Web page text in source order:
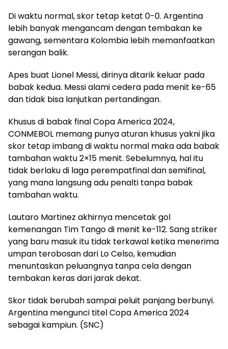
Di waktu normal, skor tetap ketat 0-0. Argentina
lebih banyak mengancam dengan tembakan ke
gawang, sementara Kolombia lebih memanfaatkan
serangan balik.
Apes buat Lionel Messi, dirinya ditarik keluar pada
babak kedua. Messi alami cedera pada menit ke-65
dan tidak bisa lanjutkan pertandingan.
Khusus di babak final Copa America 2024,
CONMEBOL memang punya aturan khusus yakni jika
skor tetap imbang di waktu normal maka ada babak
tambahan waktu 2×15 menit. Sebelumnya, hal itu
tidak berlaku di laga perempatfinal dan semifinal,
yang mana langsung adu penalti tanpa babak
tambahan waktu.
Lautaro Martinez akhirnya mencetak gol
kemenangan Tim Tango di menit ke-112. Sang striker
yang baru masuk itu tidak terkawal ketika menerima
umpan terobosan dari Lo Celso, kemudian
menuntaskan peluangnya tanpa cela dengan
tembakan keras dari jarak dekat.
Skor tidak berubah sampai peluit panjang berbunyi.
Argentina mengunci titel Copa America 2024
sebagai kampiun. (SNC)